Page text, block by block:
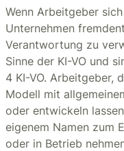
Wenn Arbeitgeber
Unternehmen
Verantwortung zu
Sinne der KI-VO und
4 KI-VO. Arbeitgeber,
Modell mit
oder entwickeln
eigenem Namen zum
oder in Betrieb